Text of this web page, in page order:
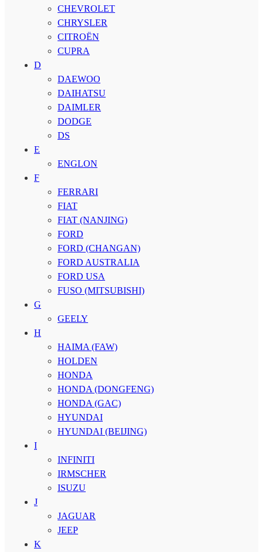
CHEVROLET
CHRYSLER
CITROËN
CUPRA
D
DAEWOO
DAIHATSU
DAIMLER
DODGE
DS
E
ENGLON
F
FERRARI
FIAT
FIAT (NANJING)
FORD
FORD (CHANGAN)
FORD AUSTRALIA
FORD USA
FUSO (MITSUBISHI)
G
GEELY
H
HAIMA (FAW)
HOLDEN
HONDA
HONDA (DONGFENG)
HONDA (GAC)
HYUNDAI
HYUNDAI (BEIJING)
I
INFINITI
IRMSCHER
ISUZU
J
JAGUAR
JEEP
K